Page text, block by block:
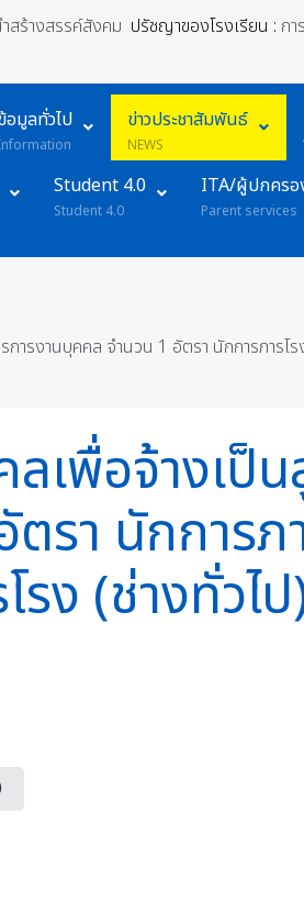
สร้างสรรค์สังคม ปรัชญาของโรงเรียน : ก
อมูลทั่วไป ข่าวประชาสัมพันธ์
NEWS
Student 4.0
Student 4.0
ITA/ผู้ปกครอ
Parent services
ารงานบุคคล จำนวน 1 อัตรา นักการภาร
พื่อจ้างเป็น
รา นักการภ
รง (ช่างทั่วไ